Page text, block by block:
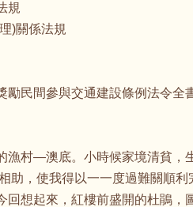
規
)關係法規
勵民間參與交通建設條例法令全
漁村—澳底。小時候家境清貧，
助，使我得以一一度過難關順利
回想起來，紅樓前盛開的杜鵑